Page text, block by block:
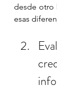
desde otro
esas